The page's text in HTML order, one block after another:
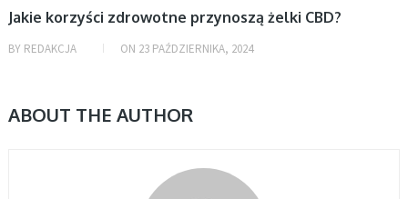
Jakie korzyści zdrowotne przynoszą żelki CBD?
BY REDAKCJA ON 23 PAŹDZIERNIKA, 2024
ABOUT THE AUTHOR